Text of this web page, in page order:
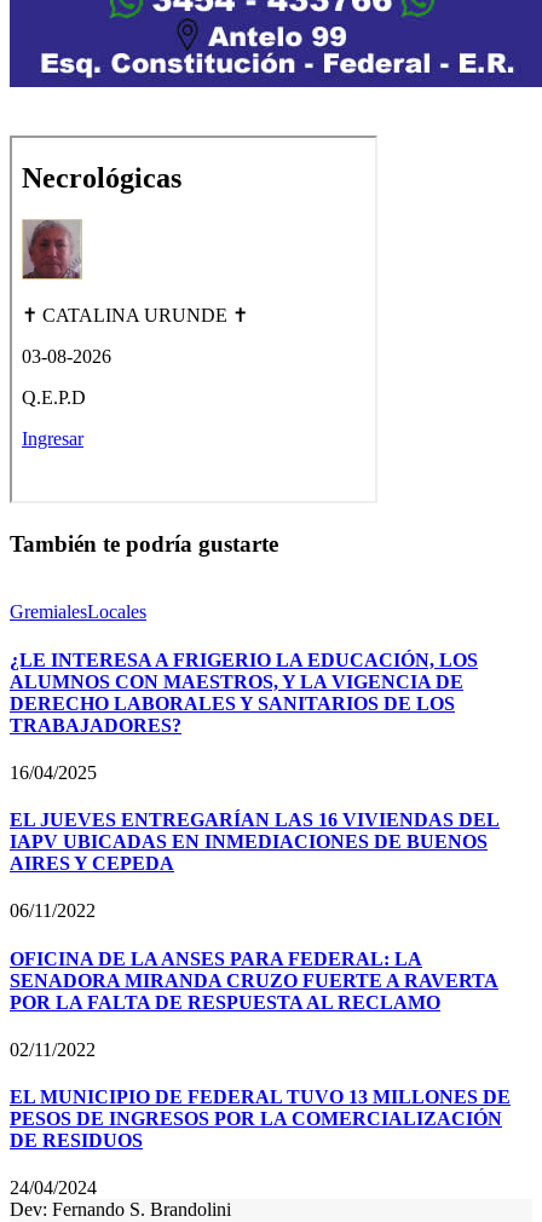
También te podría gustarte
GremialesLocales
¿LE INTERESA A FRIGERIO LA EDUCACIÓN, LOS
ALUMNOS CON MAESTROS, Y LA VIGENCIA DE
DERECHO LABORALES Y SANITARIOS DE LOS
TRABAJADORES?
16/04/2025
EL JUEVES ENTREGARÍAN LAS 16 VIVIENDAS DEL
IAPV UBICADAS EN INMEDIACIONES DE BUENOS
AIRES Y CEPEDA
06/11/2022
OFICINA DE LA ANSES PARA FEDERAL: LA
SENADORA MIRANDA CRUZO FUERTE A RAVERTA
POR LA FALTA DE RESPUESTA AL RECLAMO
02/11/2022
EL MUNICIPIO DE FEDERAL TUVO 13 MILLONES DE
PESOS DE INGRESOS POR LA COMERCIALIZACIÓN
DE RESIDUOS
24/04/2024
Dev: Fernando S. Brandolini